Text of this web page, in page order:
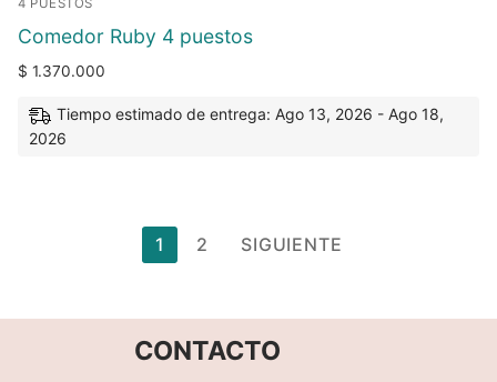
Comedor Ruby 4 puestos
$ 1.370.000
Tiempo estimado de entrega: Ago 13, 2026 - Ago 18,
2026
1 2 SIGUIENTE
CONTACTO